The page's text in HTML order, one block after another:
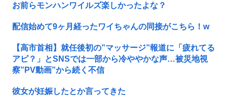
お前らモンハンワイルズ楽しかったよな？
配信始めて9ヶ月経ったワイちゃんの同接がこちら！w
【高市首相】就任後初の”マッサージ”報道に「疲れてる
アピ？」とSNSでは一部から冷ややかな声…被災地視
察”PV動画”から続く不信
彼女が妊娠したとか言ってきた